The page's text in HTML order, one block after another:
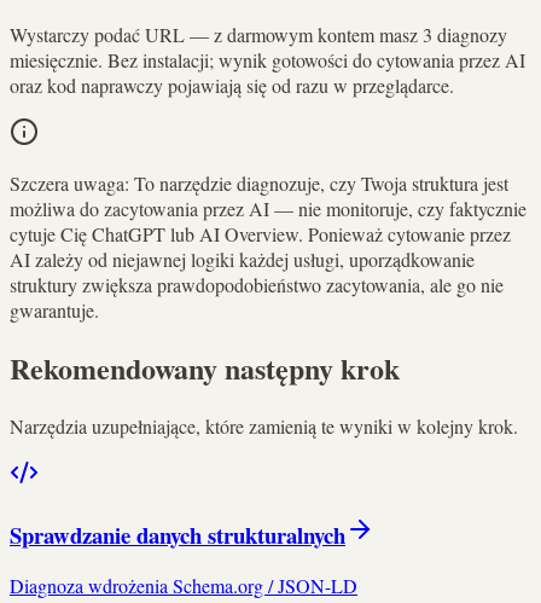
Wystarczy podać URL — z darmowym kontem masz 3 diagnozy
miesięcznie. Bez instalacji; wynik gotowości do cytowania przez AI
oraz kod naprawczy pojawiają się od razu w przeglądarce.
Szczera uwaga: To narzędzie diagnozuje, czy Twoja struktura jest
możliwa do zacytowania przez AI — nie monitoruje, czy faktycznie
cytuje Cię ChatGPT lub AI Overview. Ponieważ cytowanie przez
AI zależy od niejawnej logiki każdej usługi, uporządkowanie
struktury zwiększa prawdopodobieństwo zacytowania, ale go nie
gwarantuje.
Rekomendowany następny krok
Narzędzia uzupełniające, które zamienią te wyniki w kolejny krok.
Sprawdzanie danych strukturalnych
Diagnoza wdrożenia Schema.org / JSON-LD